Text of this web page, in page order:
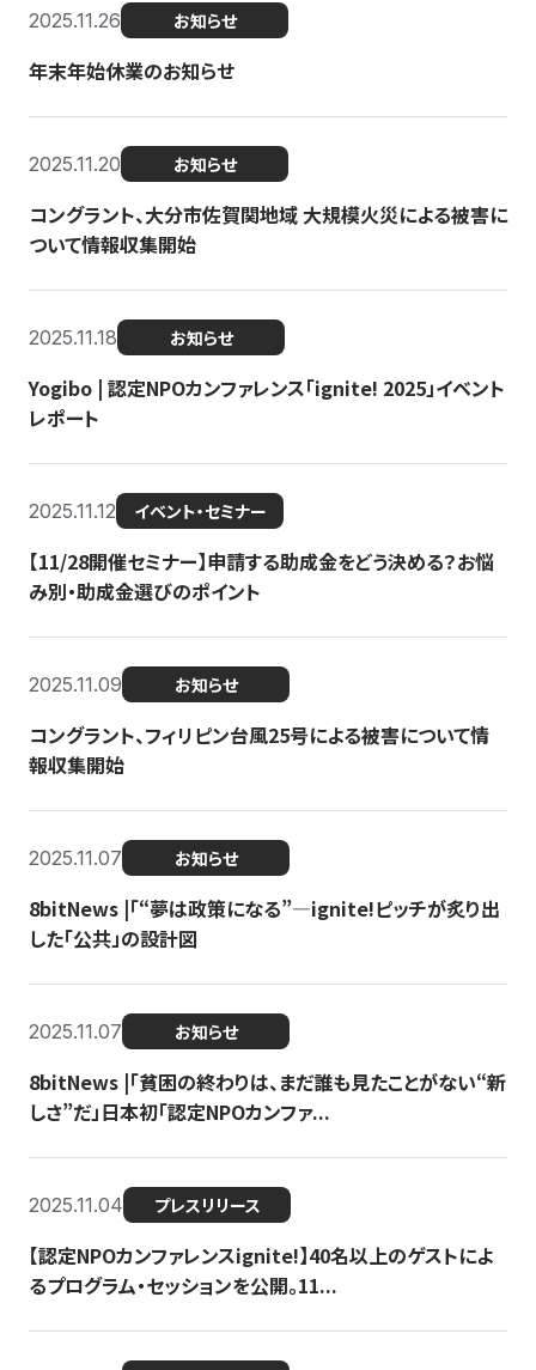
2025.11.26 お知らせ
年末年始休業のお知らせ
2025.11.20 お知らせ
コングラント、大分市佐賀関地域 大規模火災による被害に
ついて情報収集開始
2025.11.18 お知らせ
Yogibo | 認定NPOカンファレンス「ignite! 2025」イベント
レポート
2025.11.12 イベント・セミナー
【11/28開催セミナー】申請する助成金をどう決める？お悩
み別・助成金選びのポイント
2025.11.09 お知らせ
コングラント、フィリピン台風25号による被害について情
報収集開始
2025.11.07 お知らせ
8bitNews |「“夢は政策になる”—ignite!ピッチが炙り出
した「公共」の設計図
2025.11.07 お知らせ
8bitNews |「貧困の終わりは、まだ誰も見たことがない“新
しさ”だ」日本初「認定NPOカンファ...
2025.11.04 プレスリリース
【認定NPOカンファレンスignite!】40名以上のゲストによ
るプログラム・セッションを公開。11...